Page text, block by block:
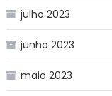
julho 2023
junho 2023
maio 2023